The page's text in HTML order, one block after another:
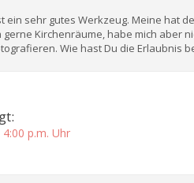
ein sehr gutes Werkzeug. Meine hat
Kirchenräume, habe mich aber
Wie hast Du die Erlaubnis
p.m. Uhr